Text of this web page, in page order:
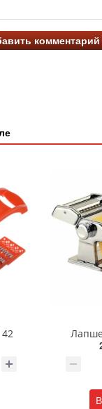
комментарий